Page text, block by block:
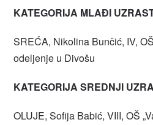
KATEGORIJA MLAĐI
SREĆA, Nikolina Bunčić, IV,
odeljenje u Divošu
KATEGORIJA SREDNJI
OLUJE, Sofija Babić, VIII, OŠ